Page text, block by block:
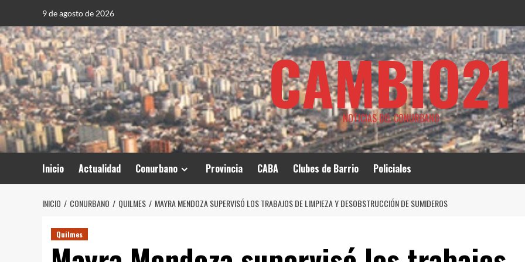
contenido
9 de agosto de 2026
CAMBIO21
NOTICIAS DEL CONURBANO
Inicio Actualidad Conurbano Provincia CABA Clubes de Barrio Policiales
INICIO CONURBANO QUILMES MAYRA MENDOZA SUPERVISÓ LOS TRABAJOS DE LIMPIEZA Y DESOBSTRUCCIÓN DE SUMIDEROS
Quilmes